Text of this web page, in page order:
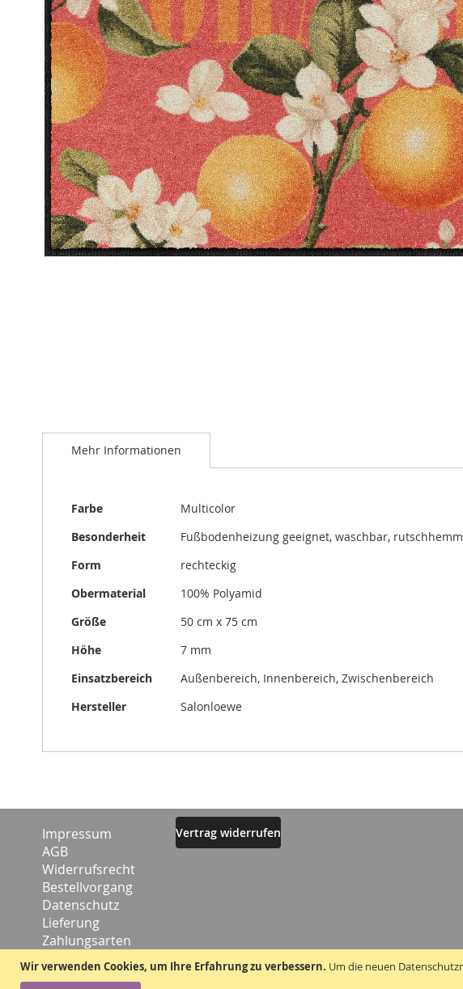
Wir verwenden Cookies, um Ihre Erfahrung zu verbessern. Um die neuen
Mehr Informationen
Mehr
Farbe
Multicolor
Besonderheit
Fußbodenheizung geeignet, waschbar,
Form
rechteckig
Obermaterial
100% Polyamid
Größe
50 cm x 75 cm
Höhe
7 mm
Einsatzbereich
Außenbereich, Innenbereich, Zwischenbereich
Hersteller
Salonloewe
Impressum
AGB
Widerrufsrecht
Bestellvorgang
Datenschutz
Lieferung
Zahlungsarten
Kontakt
Vertrag widerrufen